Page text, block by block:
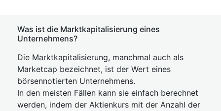
Was ist die Marktkapitalisierung eines
Unternehmens?
Die Marktkapitalisierung, manchmal auch als
Marketcap bezeichnet, ist der Wert eines
börsennotierten Unternehmens.
In den meisten Fällen kann sie einfach berechnet
werden, indem der Aktienkurs mit der Anzahl der